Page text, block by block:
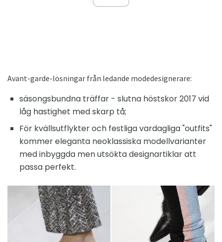
Avant-garde-lösningar från ledande modedesignerare:
säsongsbundna träffar - slutna höstskor 2017 vid
låg hastighet med skarp tå;
För kvällsutflykter och festliga vardagliga "outfits"
kommer eleganta neoklassiska modellvarianter
med inbyggda men utsökta designartiklar att
passa perfekt.